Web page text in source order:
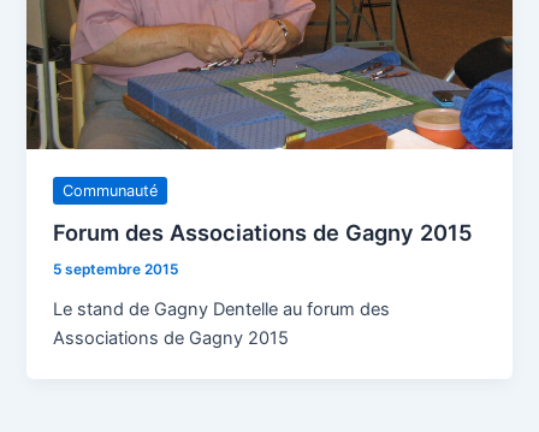
Communauté
Forum des Associations de Gagny 2015
5 septembre 2015
Le stand de Gagny Dentelle au forum des
Associations de Gagny 2015